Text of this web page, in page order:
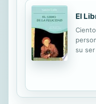
del
todos
este
El
su
obra